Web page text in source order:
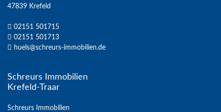
47839 Krefeld
02151 501715
02151 501713
huels@schreurs-immobilien.de
Schreurs Immobilien
Krefeld-Traar
Schreurs Immobilien